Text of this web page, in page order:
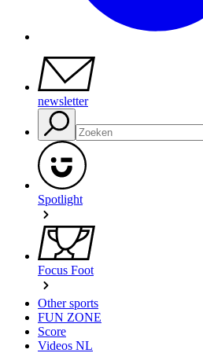
newsletter
Spotlight
Focus Foot
Other sports
FUN ZONE
Score
Videos NL